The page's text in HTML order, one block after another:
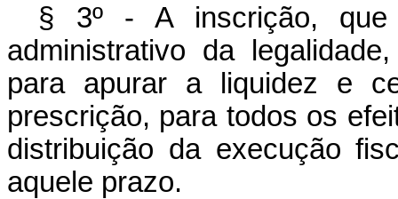
§ 3º - A inscrição,
administrativo da
para apurar a liquidez e
prescrição, para todos os
distribuição da execução
aquele prazo.